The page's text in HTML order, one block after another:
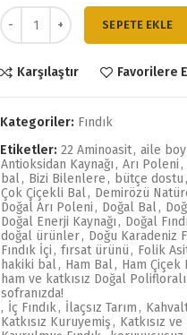
Doğal Çiğ Fındık İkili Set (2x500
SEPETE EKLE
Karşılaştır Favorilere
Kategoriler: Fındık
Etiketler: 22 Aminoasit, aile
Antioksidan Kaynağı , Arı Poleni ,
bal, Bizi Bilenlere , bütçe dostu ,
Çok Çiçekli Bal, Demirözü
Doğal Arı Poleni , Doğal Bal,
Doğal Enerji Kaynağı , Doğal
doğal ürünler, Doğu Karadeniz
Fındık İçi , fırsat ürünü , Folik
hakiki bal, Ham Bal, Ham Çiçek
ham ve katkısız Doğal
sofranızda!
, İç Fındık, İlaçsız Tarım ,
Katkısız Kuruyemiş , Katkısız